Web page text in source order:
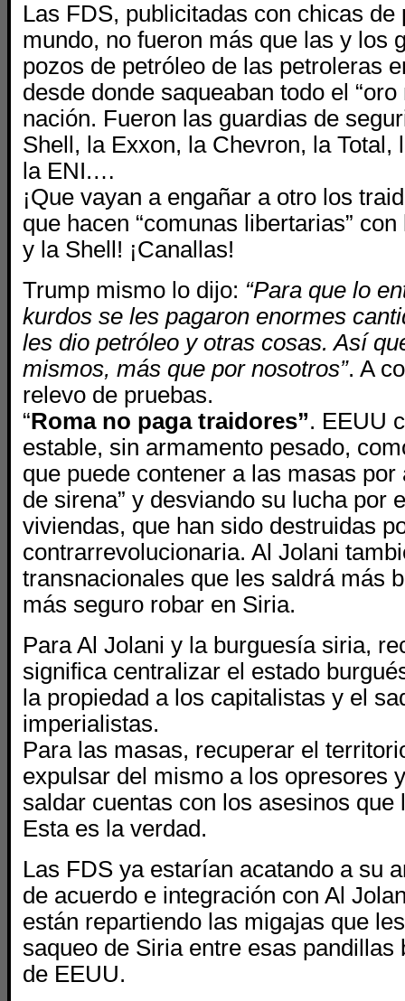
Las FDS, publicitadas con chicas
mundo, no fueron más que las y los
pozos de petróleo de las petroleras
desde donde saqueaban todo el “oro
nación. Fueron las guardias de
Shell, la Exxon, la Chevron, la Total,
la ENI.…
¡Que vayan a engañar a otro los
que hacen “comunas libertarias”
y la Shell! ¡Canallas!
Trump mismo lo dijo: “Para que lo
kurdos se les pagaron enormes
les dio petróleo y otras cosas. Así
mismos, más que por nosotros”. A
relevo de pruebas.
“Roma no paga traidores”. EEUU
estable, sin armamento pesado,
que puede contener a las masas por
de sirena” y desviando su lucha por
viviendas, que han sido destruidas
contrarrevolucionaria. Al Jolani
transnacionales que les saldrá más
más seguro robar en Siria.
Para Al Jolani y la burguesía siria,
significa centralizar el estado
la propiedad a los capitalistas y el
imperialistas.
Para las masas, recuperar el
expulsar del mismo a los opresores
saldar cuentas con los asesinos que
Esta es la verdad.
Las FDS ya estarían acatando a su
de acuerdo e integración con Al
están repartiendo las migajas que
saqueo de Siria entre esas pandillas
de EEUU.